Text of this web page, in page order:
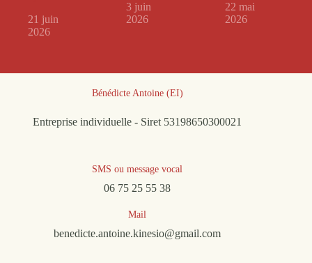
21 juin
2026
3 juin
2026
22 mai
2026
Bénédicte Antoine (EI)
Entreprise individuelle - Siret 53198650300021
SMS ou message vocal
06 75 25 55 38
Mail
benedicte.antoine.kinesio@gmail.com